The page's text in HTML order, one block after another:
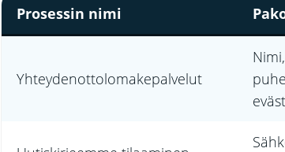
Prosessin nimi
Yhteydenottolomakepalvelut